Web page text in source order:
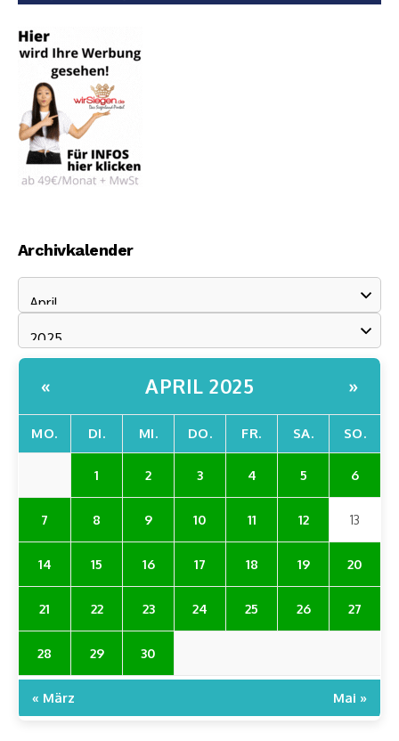
Archivkalender
« APRIL 2025 »
MO. DI. MI. DO. FR. SA. SO.
1 2 3 4 5 6
7 8 9 10 11 12 13
14 15 16 17 18 19 20
21 22 23 24 25 26 27
28 29 30
« März Mai »